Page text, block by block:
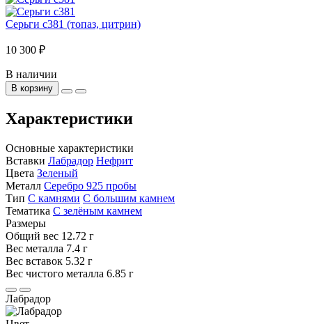
Серьги с381 (топаз, цитрин)
10 300 ₽
В наличии
В корзину
Характеристики
Основные характеристики
Вставки Лабрадор Нефрит
Цвета Зеленый
Металл Серебро 925 пробы
Тип С камнями С большим камнем
Тематика С зелёным камнем
Размеры
Общий вес 12.72 г
Вес металла 7.4 г
Вес вставок 5.32 г
Вес чистого металла 6.85 г
Лабрадор